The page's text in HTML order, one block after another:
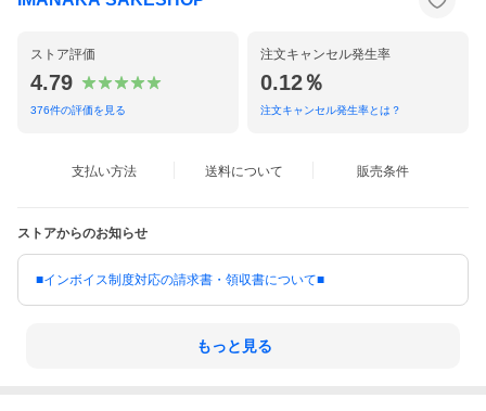
ストア評価
4.79
376件の評価を見る
注文キャンセル発生率
0.12％
注文キャンセル発生率とは？
支払い方法 送料について 販売条件
ストアからのお知らせ
■インボイス制度対応の請求書・領収書について■
もっと見る